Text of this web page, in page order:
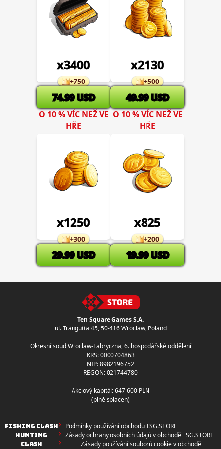
x3400
+750
74.99 USD
x2130
+500
49.99 USD
O 10 % VÍC NEŽ VE
HŘE
x1250
+300
29.99 USD
O 10 % VÍC NEŽ VE
HŘE
x825
+200
19.99 USD
Ten Square Games S.A.
ul. Traugutta 45,50-416 Wrocław, Poland
Okresní soud Wrocław-Fabryczna, 6. hospodářské oddělení
KRS: 0000704863
NIP: 8982196752
REGON: 021744780
Akciový kapitál: 647 600 PLN
(plně splacen)
FISHING CLASH
HUNTING
CLASH
Podmínky používání obchodu TSG.STORE
Zásady ochrany osobních údajů v obchodě TSG.STORE
Zásady používání souborů cookie v obchodě